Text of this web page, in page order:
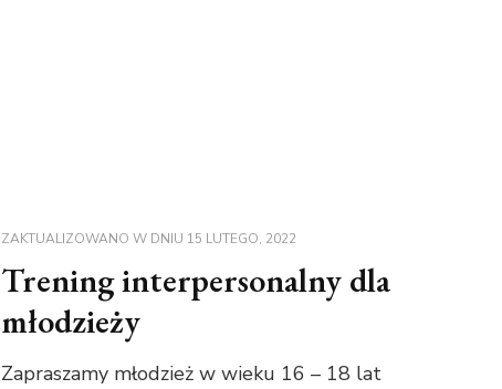
ZAKTUALIZOWANO W DNIU 15 LUTEGO, 2022
Trening interpersonalny dla
młodzieży
Zapraszamy młodzież w wieku 16 – 18 lat